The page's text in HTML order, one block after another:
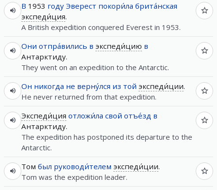
В 1953 году Эверест покори́ла брита́нская
экспеди́ция.
A British expedition conquered Everest in 1953.
Они отпра́вились в экспеди́цию в
Антарктиду.
They went on an expedition to the Antarctic.
Он никогда не верну́лся из той экспеди́ции.
He never returned from that expedition.
Экспеди́ция отложи́ла свой отъе́зд в
Антарктиду.
The expedition has postponed its departure to the
Antarctic.
Том был руководи́телем экспеди́ции.
Tom was the expedition leader.